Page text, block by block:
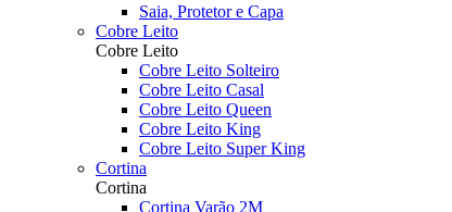
Saia, Protetor e Capa
Cobre Leito
Cobre Leito
Cobre Leito Solteiro
Cobre Leito Casal
Cobre Leito Queen
Cobre Leito King
Cobre Leito Super King
Cortina
Cortina
Cortina Varão 2M